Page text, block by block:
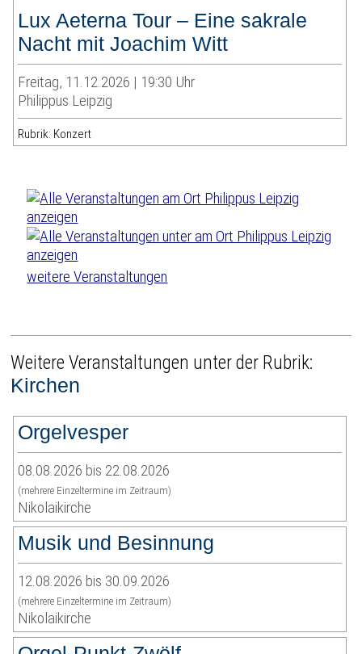
Lux Aeterna Tour – Eine sakrale
Nacht mit Joachim Witt
Freitag, 11.12.2026 | 19:30 Uhr
Philippus Leipzig
Rubrik: Konzert
weitere Veranstaltungen
Weitere Veranstaltungen unter der Rubrik:
Kirchen
Orgelvesper
08.08.2026 bis 22.08.2026
(mehrere Einzeltermine im Zeitraum)
Nikolaikirche
Musik und Besinnung
12.08.2026 bis 30.09.2026
(mehrere Einzeltermine im Zeitraum)
Nikolaikirche